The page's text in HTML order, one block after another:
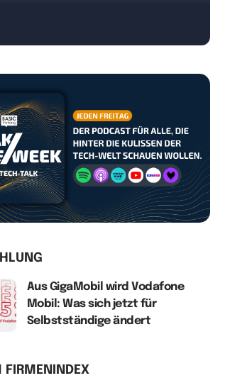
Aus GigaMobil wird Vodafone
Mobil: Was sich jetzt für
Selbstständige ändert
FIRMENINDEX